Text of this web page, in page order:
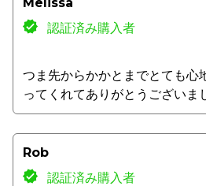
認証済み購入者
つま先からかかとまでとても心
ってくれてありがとうございま
Rob
認証済み購入者